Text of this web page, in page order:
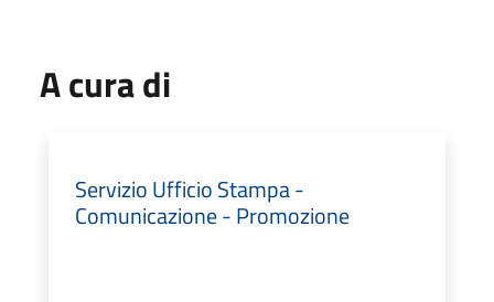
A cura di
Servizio Ufficio Stampa -
Comunicazione - Promozione